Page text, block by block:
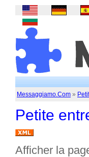
Messaggiamo.Com »
Petite
Afficher la